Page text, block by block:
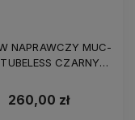
NAPRAWCZY MUC-
CZARNY
Plugs Matt Black
260,00 zł